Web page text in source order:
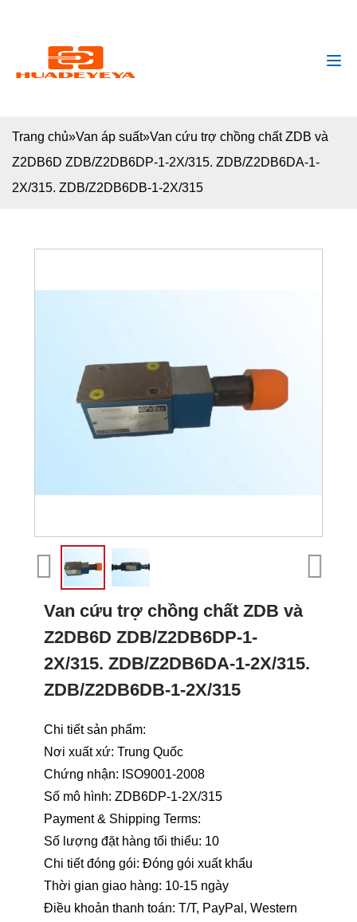
Trang chủ»Van áp suất»Van cứu trợ chồng chất ZDB và
Z2DB6D ZDB/Z2DB6DP-1-2X/315. ZDB/Z2DB6DA-1-
2X/315. ZDB/Z2DB6DB-1-2X/315
Van cứu trợ chồng chất ZDB và
Z2DB6D ZDB/Z2DB6DP-1-
2X/315. ZDB/Z2DB6DA-1-2X/315.
ZDB/Z2DB6DB-1-2X/315
Chi tiết sản phẩm:
Nơi xuất xứ: Trung Quốc
Chứng nhận: ISO9001-2008
Số mô hình: ZDB6DP-1-2X/315
Payment & Shipping Terms:
Số lượng đặt hàng tối thiểu: 10
Chi tiết đóng gói: Đóng gói xuất khẩu
Thời gian giao hàng: 10-15 ngày
Điều khoản thanh toán: T/T, PayPal, Western